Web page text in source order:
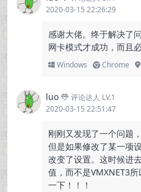
2020-03-15 22:26:29
感谢大佬。终于解决了
网卡模式才成功，而且
Windows Chrome
luo
评论达人 LV.1
2020-03-15 22:51:47
刚刚又发现了一个问题
但是如果修改了某一项
改变了设置。这时候进
值，而不是VMXNET3
一下！！！